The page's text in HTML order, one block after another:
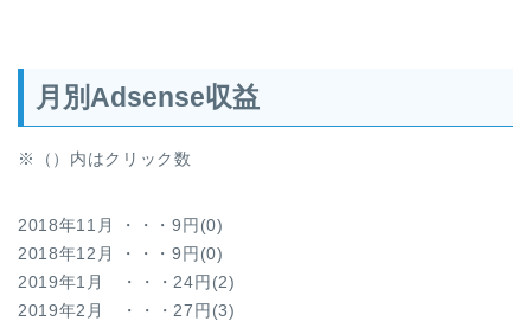
月別Adsense収益
※（）内はクリック数
2018年11月 ・・・9円(0)
2018年12月 ・・・9円(0)
2019年1月 ・・・24円(2)
2019年2月 ・・・27円(3)